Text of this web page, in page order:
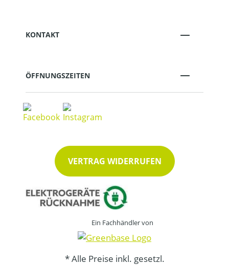
KONTAKT
ÖFFNUNGSZEITEN
VERTRAG WIDERRUFEN
Ein Fachhändler von
* Alle Preise inkl. gesetzl.